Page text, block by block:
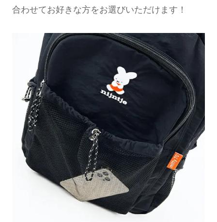
合わせてお好きな方をお選びいただけます！